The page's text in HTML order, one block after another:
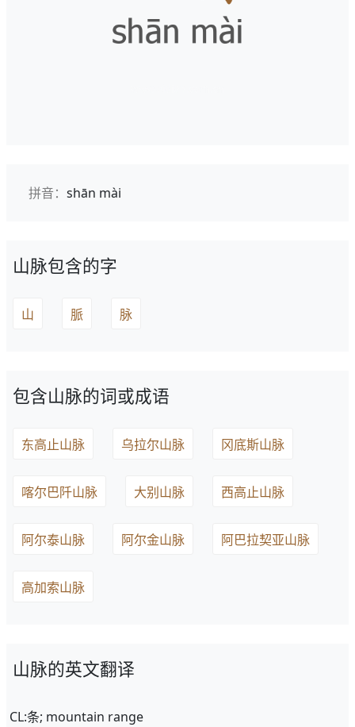
拼音： shān mài
山脉包含的字
山 脈 脉
包含山脉的词或成语
东高止山脉 乌拉尔山脉 冈底斯山脉
喀尔巴阡山脉 大别山脉 西高止山脉
阿尔泰山脉 阿尔金山脉 阿巴拉契亚山脉
高加索山脉
山脉的英文翻译
CL:条; mountain range